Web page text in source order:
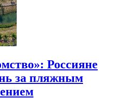
Россияне
за пляжным